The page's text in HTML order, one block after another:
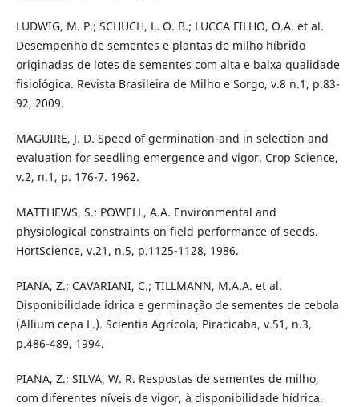
LUDWIG, M. P.; SCHUCH, L. O. B.; LUCCA FILHO, O.A. et al.
Desempenho de sementes e plantas de milho híbrido
originadas de lotes de sementes com alta e baixa qualidade
fisiológica. Revista Brasileira de Milho e Sorgo, v.8 n.1, p.83-
92, 2009.
MAGUIRE, J. D. Speed of germination-and in selection and
evaluation for seedling emergence and vigor. Crop Science,
v.2, n.1, p. 176-7. 1962.
MATTHEWS, S.; POWELL, A.A. Environmental and
physiological constraints on field performance of seeds.
HortScience, v.21, n.5, p.1125-1128, 1986.
PIANA, Z.; CAVARIANI, C.; TILLMANN, M.A.A. et al.
Disponibilidade ídrica e germinação de sementes de cebola
(Allium cepa L.). Scientia Agrícola, Piracicaba, v.51, n.3,
p.486-489, 1994.
PIANA, Z.; SILVA, W. R. Respostas de sementes de milho,
com diferentes níveis de vigor, à disponibilidade hídrica.